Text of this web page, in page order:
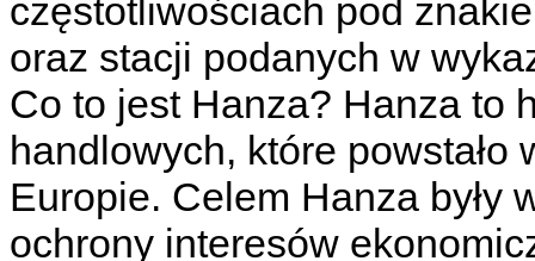
częstotliwościach pod
oraz stacji podanych w
Co to jest Hanza? Hanza to
handlowych, które powstało
Europie. Celem Hanza były
ochrony interesów